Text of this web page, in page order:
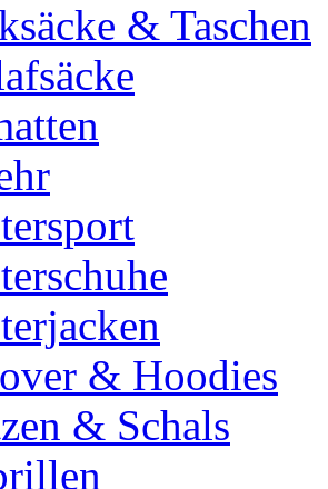
& Taschen
& Hoodies
& Schals